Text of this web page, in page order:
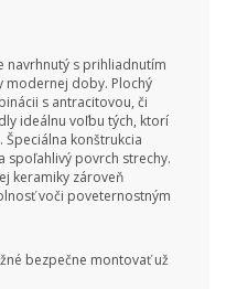
navrhnutý s prihliadnutím
modernej doby. Plochý
s antracitovou, či
ideálnu voľbu tých, ktorí
konštrukcia
spoľahlivý povrch strechy.
keramiky zároveň
voči poveternostným
bezpečne montovať už